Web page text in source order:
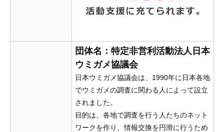
団体名：特定非営利活動法人日本
ウミガメ協議会
日本ウミガメ協議会は、1990年に日本各地
でウミガメの調査に関わる人によって設立
されました。
目的は、各地で調査を行う人たちのネット
ワークを作り、情報交換を円滑に行うため